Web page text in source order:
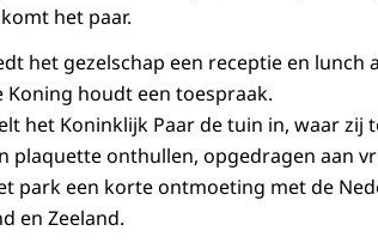
het paar.
het gezelschap een receptie en lunch
Koning houdt een toespraak.
het Koninklijk Paar de tuin in, waar
plaquette onthullen, opgedragen aan
park een korte ontmoeting met de
en Zeeland.